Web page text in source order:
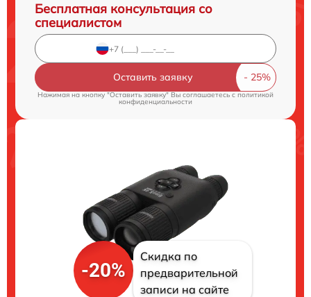
Бесплатная консультация со
специалистом
Оставить заявку
Нажимая на кнопку "Оставить заявку" Вы соглашаетесь cполитикой
конфиденциальности
-20%
Скидка по
предварительной
записи на сайте